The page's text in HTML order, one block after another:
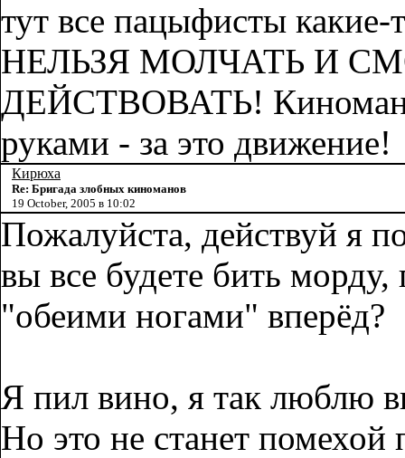
тут все пацыфисты
НЕЛЬЗЯ МОЛЧАТЬ И
ДЕЙСТВОВАТЬ!
руками - за это движение!
Кирюха
Re: Бригада злобных киноманов
19 October, 2005 в 10:02
Пожалуйста, действуй я
вы все будете бить
"обеими ногами" вперёд?
Я пил вино, я так люблю
Но это не станет помехой